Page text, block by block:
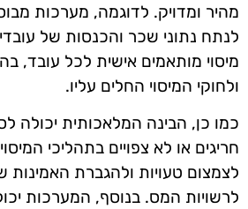
לנתח נתוני שכר והכנסות של
מיסוי מותאמים אישית לכל עובד,
ולחוקי המיסוי החלים עליו.
כמו כן, הבינה המלאכותית יכולה
חריגים או לא צפויים בתהליכי
לצמצום טעויות ולהגברת
לרשויות המס. בנוסף, המערכות